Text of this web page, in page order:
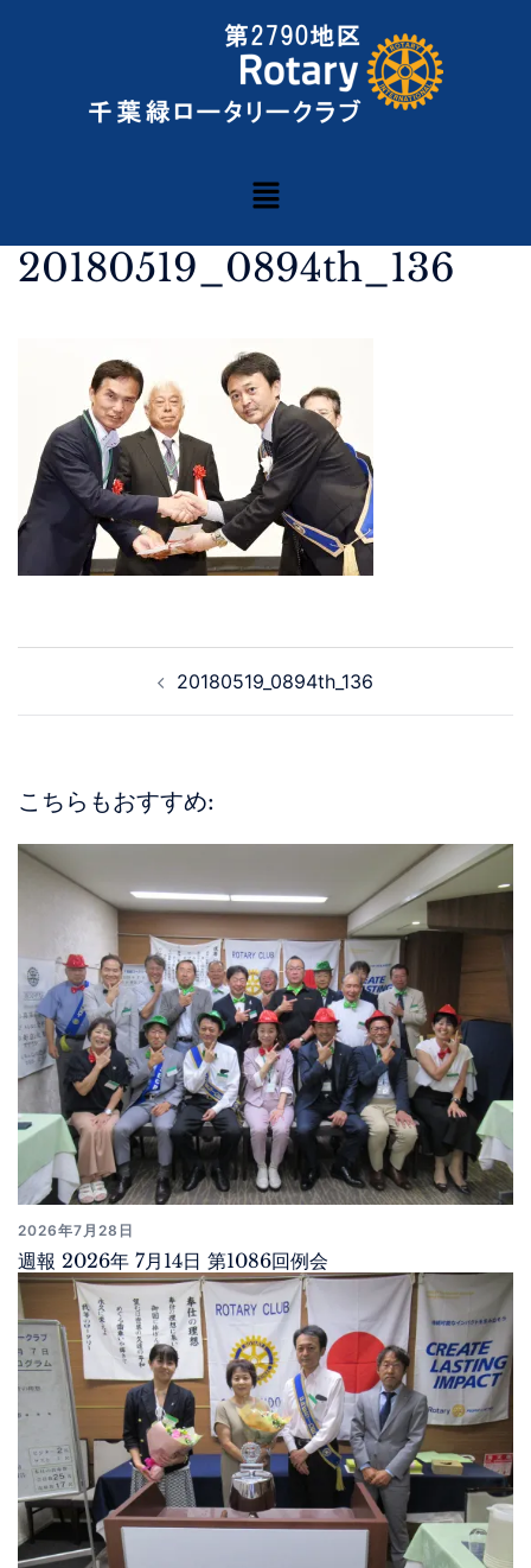
20180519_0894th_136
20180519_0894th_136
こちらもおすすめ:
2026年7月28日
週報 2026年 7月14日 第1086回例会